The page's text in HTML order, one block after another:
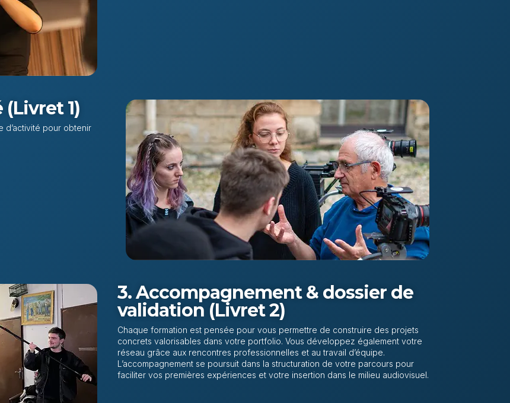
1)
d’activité pour obtenir
3. Accompagnement & dossier de
validation (Livret 2)
Chaque formation est pensée pour vous permettre de construire des projets
concrets valorisables dans votre portfolio. Vous développez également votre
réseau grâce aux rencontres professionnelles et au travail d’équipe.
L’accompagnement se poursuit dans la structuration de votre parcours pour
faciliter vos premières expériences et votre insertion dans le milieu audiovisuel.